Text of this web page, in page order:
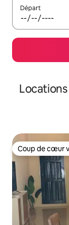
Départ
Coup de cœur
Coup de cœur